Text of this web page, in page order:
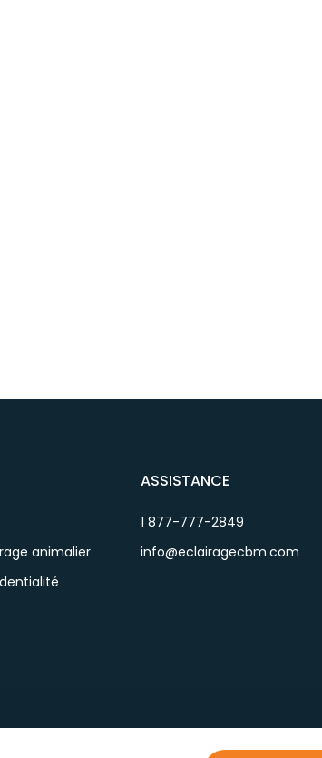
animalier
ASSISTANCE
1 877-777-2849
info@eclairagecbm.com